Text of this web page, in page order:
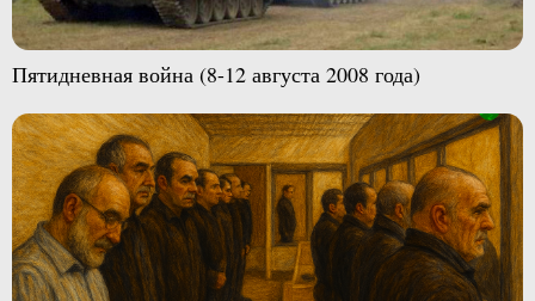
Пятидневная война (8-12 августа 2008 года)